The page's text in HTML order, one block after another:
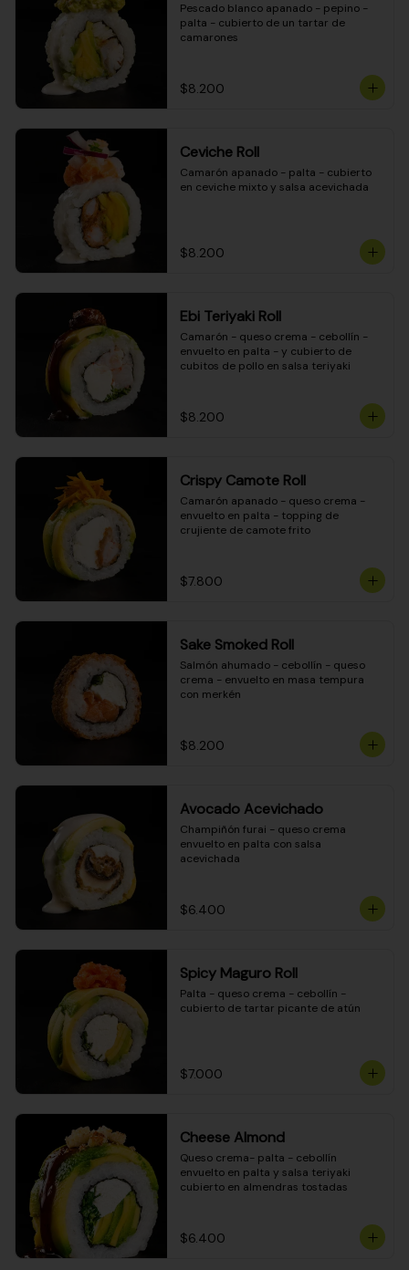
Pescado blanco apanado - pepino -
palta - cubierto de un tartar de
camarones
$8.200
Ceviche Roll
Camarón apanado - palta - cubierto
en ceviche mixto y salsa acevichada
$8.200
Ebi Teriyaki Roll
Camarón - queso crema - cebollín -
envuelto en palta - y cubierto de
cubitos de pollo en salsa teriyaki
$8.200
Crispy Camote Roll
Camarón apanado - queso crema -
envuelto en palta - topping de
crujiente de camote frito
$7.800
Sake Smoked Roll
Salmón ahumado - cebollín - queso
crema - envuelto en masa tempura
con merkén
$8.200
Avocado Acevichado
Champiñón furai - queso crema
envuelto en palta con salsa
acevichada
$6.400
Spicy Maguro Roll
Palta - queso crema - cebollín -
cubierto de tartar picante de atún
$7.000
Cheese Almond
Queso crema- palta - cebollín
envuelto en palta y salsa teriyaki
cubierto en almendras tostadas
$6.400